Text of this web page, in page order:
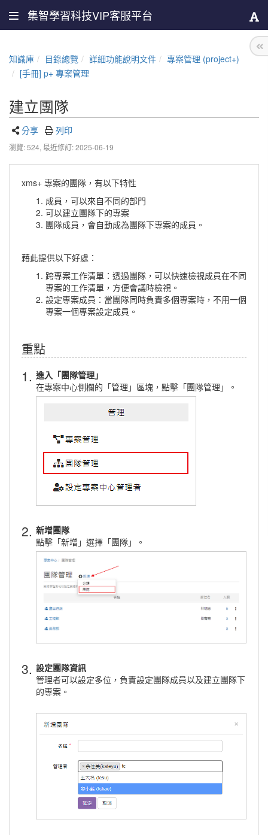
集智學習科技VIP客服平台
知識庫 目錄總覽 詳細功能說明文件
專案管理 (project+)
[手冊] p+ 專案管理
建立團隊
分享 列印
瀏覽: 524, 最近修訂: 2025-06-19
xms+ 專案的團隊，有以下特性
成員，可以來自不同的部門
可以建立團隊下的專案
團隊成員，會自動成為團隊下專案的成員。
藉此提供以下好處：
跨專案工作清單：透過團隊，可以快速檢視成員在不同
專案的工作清單，方便會議時檢視。
設定專案成員：當團隊同時負責多個專案時，不用一個
專案一個專案設定成員。
重點
1. 進入「團隊管理」
在專案中心側欄的「管理」區塊，點擊「團隊管理」。
2. 新增團隊
點擊「新增」選擇「團隊」。
3. 設定團隊資訊
管理者可以設定多位，負責設定團隊成員以及建立團隊下
的專案。